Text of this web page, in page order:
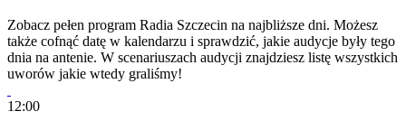
Zobacz pełen program Radia Szczecin na najbliższe dni. Możesz
także cofnąć datę w kalendarzu i sprawdzić, jakie audycje były tego
dnia na antenie. W scenariuszach audycji znajdziesz listę wszystkich
uworów jakie wtedy graliśmy!
12:00